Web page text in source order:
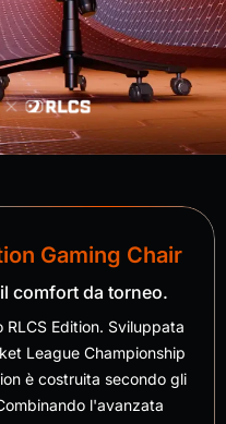
Gaming Chair
comfort da torneo.
Edition. Sviluppata
League Championship
è costruita secondo gli
l'avanzata